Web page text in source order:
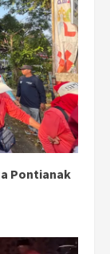
Pontianak